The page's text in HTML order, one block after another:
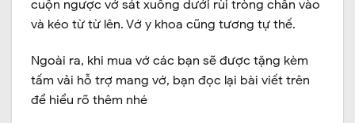
cuộn ngược vớ sát xuống dưới rùi tròng chân vào
và kéo từ từ lên. Vớ y khoa cũng tương tự thế.
Ngoài ra, khi mua vớ các bạn sẽ được tặng kèm
tấm vải hỗ trợ mang vớ, bạn đọc lại bài viết trên
để hiểu rõ thêm nhé